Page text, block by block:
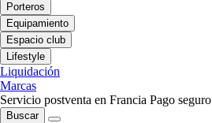
Porteros
Equipamiento
Espacio club
Lifestyle
Liquidación
Marcas
Servicio postventa en Francia Pago seguro
Buscar